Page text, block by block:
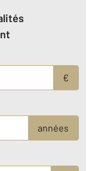
€
années